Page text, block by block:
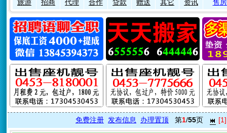
旅游
招商 代理 合作 贷款 赠送 其它 资讯 售
免费注册 发布信息 办理置顶 第1/55页 [1]